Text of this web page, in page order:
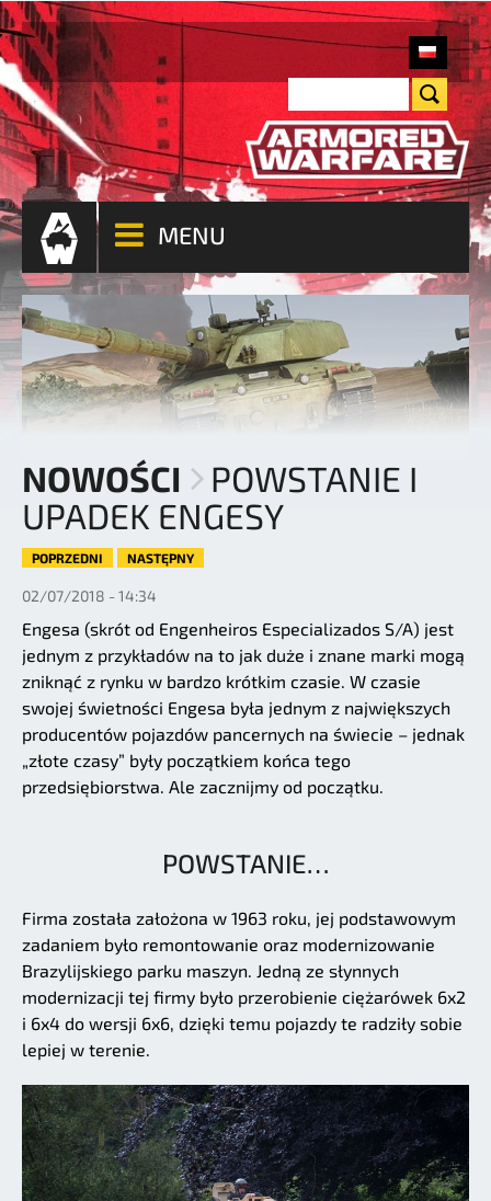
MENU
NOWOŚCI
POWSTANIE I
UPADEK ENGESY
POPRZEDNI NASTĘPNY
02/07/2018 - 14:34
Engesa (skrót od Engenheiros Especializados S/A) jest
jednym z przykładów na to jak duże i znane marki mogą
zniknąć z rynku w bardzo krótkim czasie. W czasie
swojej świetności Engesa była jednym z największych
producentów pojazdów pancernych na świecie – jednak
„złote czasy” były początkiem końca tego
przedsiębiorstwa. Ale zacznijmy od początku.
POWSTANIE…
Firma została założona w 1963 roku, jej podstawowym
zadaniem było remontowanie oraz modernizowanie
Brazylijskiego parku maszyn. Jedną ze słynnych
modernizacji tej firmy było przerobienie ciężarówek 6x2
i 6x4 do wersji 6x6, dzięki temu pojazdy te radziły sobie
lepiej w terenie.